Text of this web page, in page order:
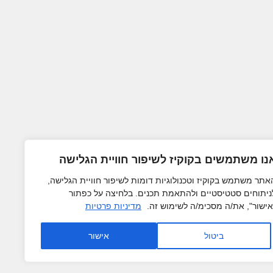
משתמשים בקוקיז לשיפור חוויית הגלישה
משתמש בקוקיז וטכנולוגיות דומות לשיפור חוויית הגלישה,
סטטיסטיים ולהתאמת תכנים. בלחיצה על כפתור
את/ה מסכימ/ה לשימוש זה.
מדיניות פרטיות
ביטול אישור